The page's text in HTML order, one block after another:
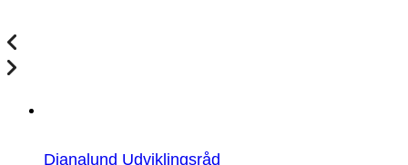
Dianalund Udviklingsråd